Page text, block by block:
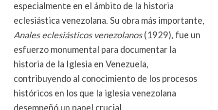
especialmente en el ámbito de la historia
eclesiástica venezolana. Su obra más importante,
Anales eclesiásticos venezolanos(1929), fue un
esfuerzo monumental para documentar la
historia de la Iglesia en Venezuela,
contribuyendo al conocimiento de los procesos
históricos en los que la iglesia venezolana
desempeñó un papel crucial.